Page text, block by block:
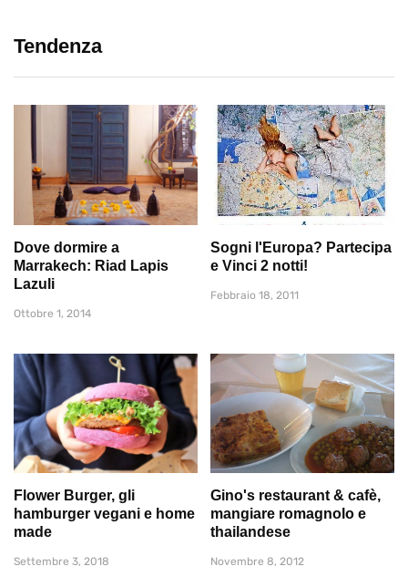
Tendenza
Dove dormire a
Marrakech: Riad Lapis
Lazuli
Ottobre 1, 2014
Sogni l'Europa? Partecipa
e Vinci 2 notti!
Febbraio 18, 2011
Flower Burger, gli
hamburger vegani e home
made
Settembre 3, 2018
Gino's restaurant & cafè,
mangiare romagnolo e
thailandese
Novembre 8, 2012